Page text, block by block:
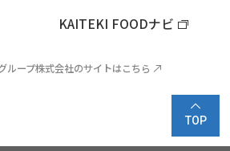
KAITEKI FOODナビ
ループ株式会社のサイトはこちら
TOP